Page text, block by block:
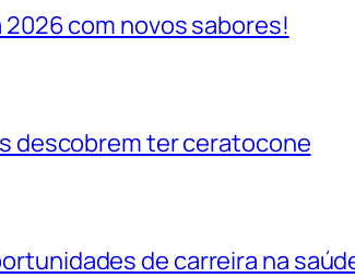
2026 com novos sabores!
descobrem ter ceratocone
de carreira na